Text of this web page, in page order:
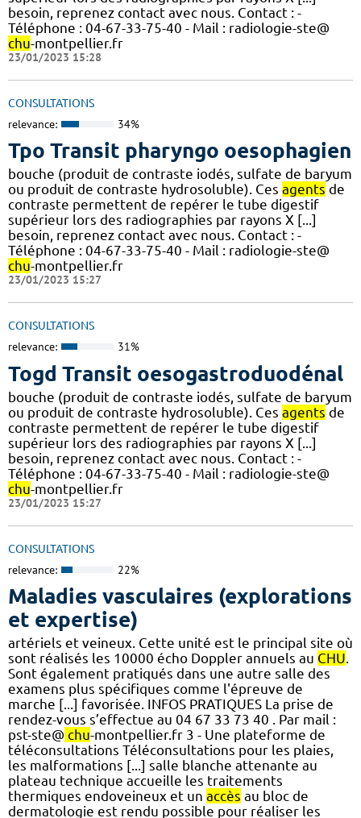
besoin, reprenez contact avec nous. Contact : -
Téléphone : 04-67-33-75-40 - Mail : radiologie-ste@
chu-montpellier.fr
23/01/2023 15:28
CONSULTATIONS
relevance: 34%
Tpo Transit pharyngo oesophagien
bouche (produit de contraste iodés, sulfate de baryum
ou produit de contraste hydrosoluble). Ces agents de
contraste permettent de repérer le tube digestif
supérieur lors des radiographies par rayons X [...]
besoin, reprenez contact avec nous. Contact : -
Téléphone : 04-67-33-75-40 - Mail : radiologie-ste@
chu-montpellier.fr
23/01/2023 15:27
CONSULTATIONS
relevance: 31%
Togd Transit oesogastroduodénal
bouche (produit de contraste iodés, sulfate de baryum
ou produit de contraste hydrosoluble). Ces agents de
contraste permettent de repérer le tube digestif
supérieur lors des radiographies par rayons X [...]
besoin, reprenez contact avec nous. Contact : -
Téléphone : 04-67-33-75-40 - Mail : radiologie-ste@
chu-montpellier.fr
23/01/2023 15:27
CONSULTATIONS
relevance: 22%
Maladies vasculaires (explorations
et expertise)
artériels et veineux. Cette unité est le principal site où
sont réalisés les 10000 écho Doppler annuels au CHU.
Sont également pratiqués dans une autre salle des
examens plus spécifiques comme l'épreuve de
marche [...] favorisée. INFOS PRATIQUES La prise de
rendez-vous s’effectue au 04 67 33 73 40 . Par mail :
pst-ste@ chu-montpellier.fr 3 - Une plateforme de
téléconsultations Téléconsultations pour les plaies,
les malformations [...] salle blanche attenante au
plateau technique accueille les traitements
thermiques endoveineux et un accès au bloc de
dermatologie est rendu possible pour réaliser les